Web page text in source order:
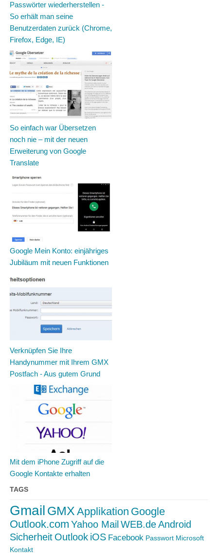
Passwörter wiederherstellen -
So erhält man seine
Benutzerdaten zurück (Chrome,
Firefox, Edge, IE)
So einfach war Übersetzen
noch nie – mit der neuen
Erweiterung von Google
Translate
Google Mein Konto: einjähriges
Jubiläum mit neuen Funktionen
Verknüpfen Sie Ihre
Handynummer mit Ihrem GMX
Postfach - Aus gutem Grund
Mit dem iPhone Zugriff auf die
Google Kontakte erhalten
TAGS
Gmail GMX Applikation Google
Outlook.com Yahoo Mail WEB.deAndroid
Sicherheit Outlook iOS Facebook Passwort Microsoft
Kontakt